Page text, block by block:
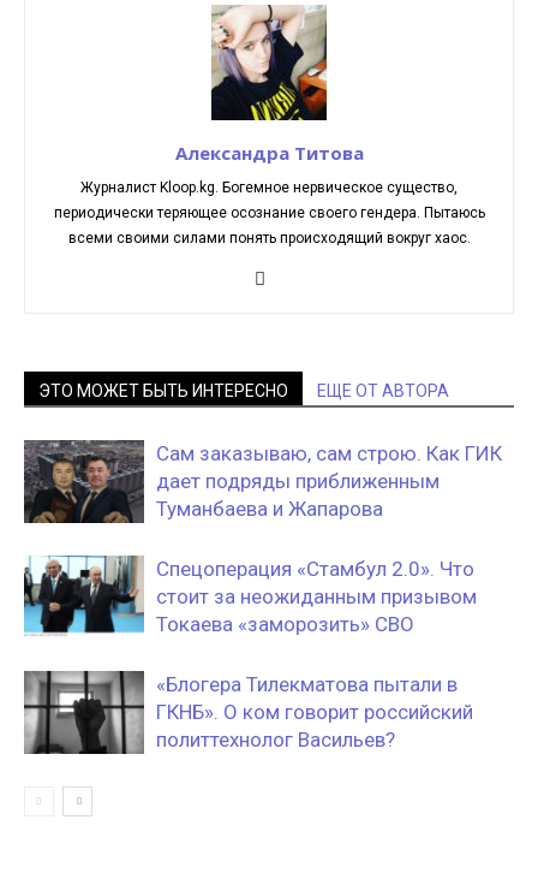
Александра Титова
Журналист Kloop.kg. Богемное нервическое существо,
периодически теряющее осознание своего гендера. Пытаюсь
всеми своими силами понять происходящий вокруг хаос.
ЭТО МОЖЕТ БЫТЬ ИНТЕРЕСНО ЕЩЕ ОТ АВТОРА
Сам заказываю, сам строю. Как ГИК
дает подряды приближенным
Туманбаева и Жапарова
Спецоперация «Стамбул 2.0». Что
стоит за неожиданным призывом
Токаева «заморозить» СВО
«Блогера Тилекматова пытали в
ГКНБ». О ком говорит российский
политтехнолог Васильев?